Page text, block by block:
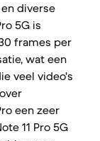
diverse
5G is
frames per
wat een
veel video's
een zeer
11 Pro 5G